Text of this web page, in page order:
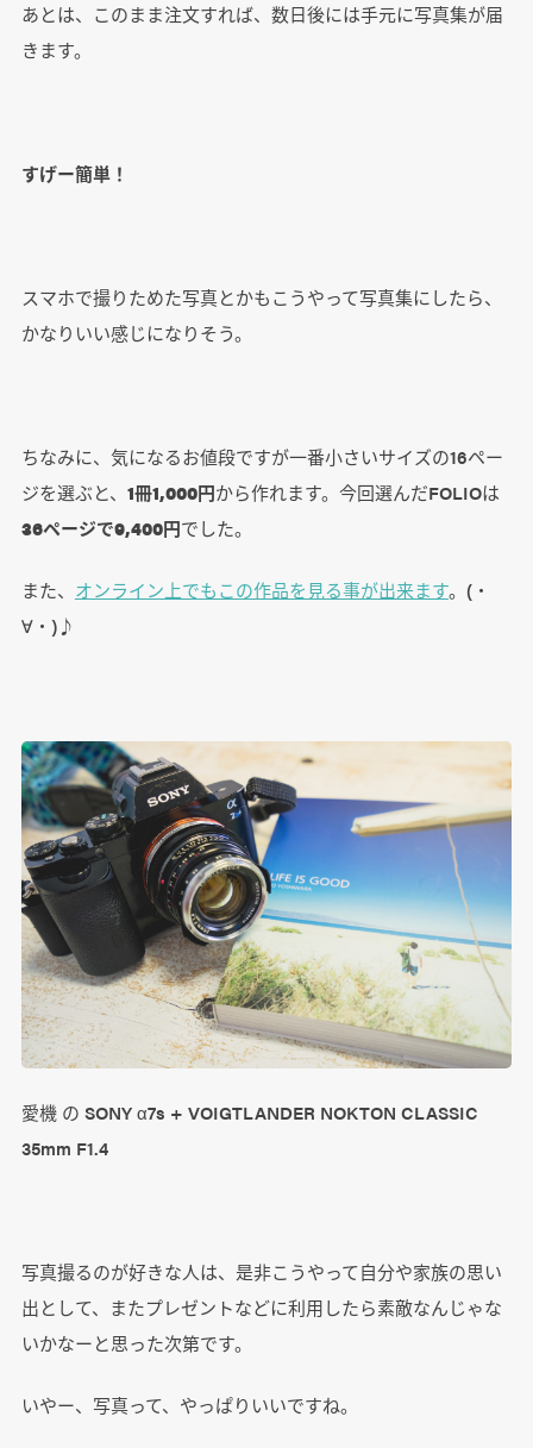
あとは、このまま注文すれば、数日後には手元に写真集が届
きます。
すげー簡単！
スマホで撮りためた写真とかもこうやって写真集にしたら、
かなりいい感じになりそう。
ちなみに、気になるお値段ですが一番小さいサイズの16ペー
ジを選ぶと、 1冊1,000円から作れます。今回選んだFOLIOは
36ページで9,400円でした。
また、 オンライン上でもこの作品を見る事が出来ます。(・
∀・)♪
愛機 の SONY α7s + VOIGTLANDER NOKTON CLASSIC
35mm F1.4
写真撮るのが好きな人は、是非こうやって自分や家族の思い
出として、またプレゼントなどに利用したら素敵なんじゃな
いかなーと思った次第です。
いやー、写真って、やっぱりいいですね。